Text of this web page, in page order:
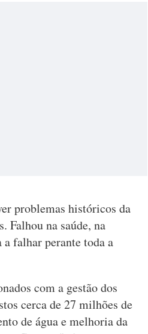
problemas históricos da
Falhou na saúde, na
a falhar perante toda a
com a gestão dos
cerca de 27 milhões de
de água e melhoria da